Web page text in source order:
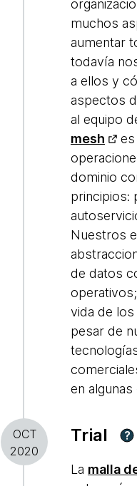
muchos
aumentar
todavía
a ellos y
aspectos
al equipo
mesh
dominio
principios:
Nuestros
de datos
vida de
pesar de
en algunas
OCT
2020
Trial ?
La malla